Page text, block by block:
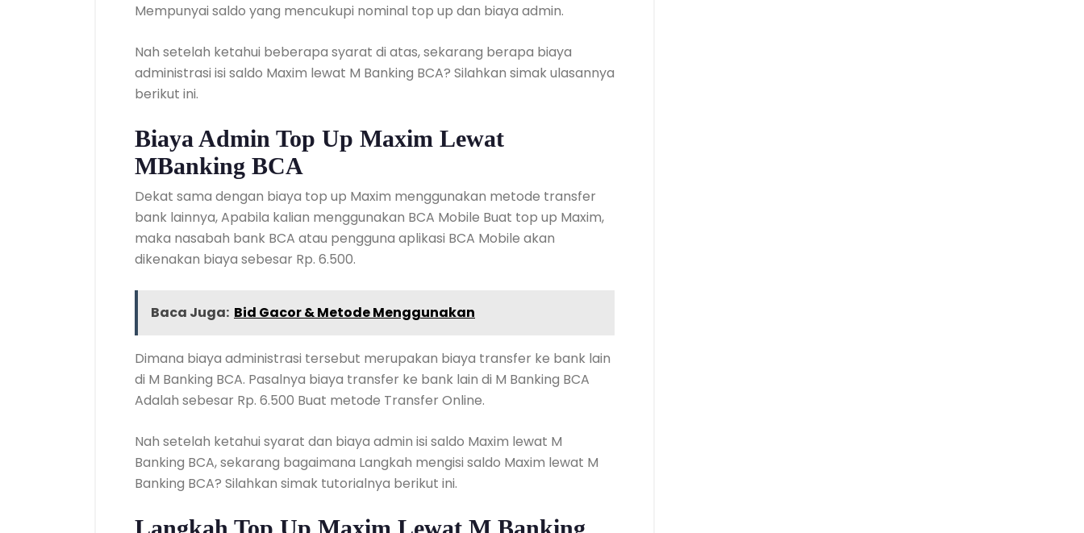
Mempunyai saldo yang mencukupi nominal top up dan biaya admin.
Nah setelah ketahui beberapa syarat di atas, sekarang berapa biaya
administrasi isi saldo Maxim lewat M Banking BCA? Silahkan simak ulasannya
berikut ini.
Biaya Admin Top Up Maxim Lewat
MBanking BCA
Dekat sama dengan biaya top up Maxim menggunakan metode transfer
bank lainnya, Apabila kalian menggunakan BCA Mobile Buat top up Maxim,
maka nasabah bank BCA atau pengguna aplikasi BCA Mobile akan
dikenakan biaya sebesar Rp. 6.500.
Baca Juga: Bid Gacor & Metode Menggunakan
Dimana biaya administrasi tersebut merupakan biaya transfer ke bank lain
di M Banking BCA. Pasalnya biaya transfer ke bank lain di M Banking BCA
Adalah sebesar Rp. 6.500 Buat metode Transfer Online.
Nah setelah ketahui syarat dan biaya admin isi saldo Maxim lewat M
Banking BCA, sekarang bagaimana Langkah mengisi saldo Maxim lewat M
Banking BCA? Silahkan simak tutorialnya berikut ini.
Langkah Top Up Maxim Lewat M Banking